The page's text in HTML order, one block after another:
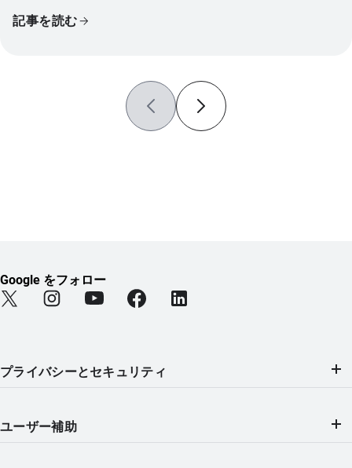
記事を読む
Google をフォロー
Find Android on Twitter (新しいタブで開きます)
Find Android on Instagram (新しいタブで開きます)
Find Android on YouTube (新しいタブで開きま
Find Android on Facebook (新しいタブ
Find Android on LinkedIn (新し
プライバシーとセキュリティ
ユーザー補助